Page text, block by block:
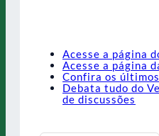
Acesse a página
Acesse a página
Confira os
Debata tudo do
de discussões